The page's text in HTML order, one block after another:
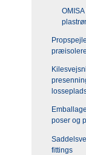
plastrør
poser og
fittings